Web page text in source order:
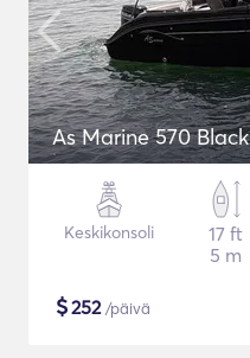
As Marine 570 Black
Keskikonsoli
17 ft
5 m
$252/päivä